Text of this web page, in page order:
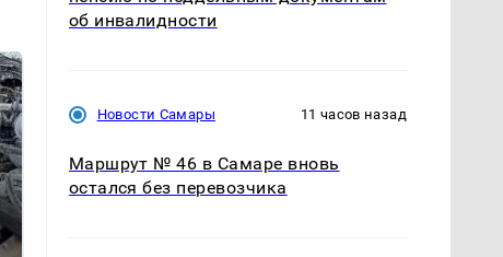
об инвалидности
Новости Самары 11 часов назад
Маршрут № 46 в Самаре вновь
остался без перевозчика